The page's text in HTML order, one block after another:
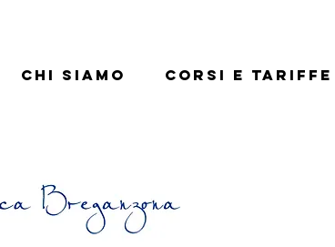
Chi siamo Corsi e tariffe